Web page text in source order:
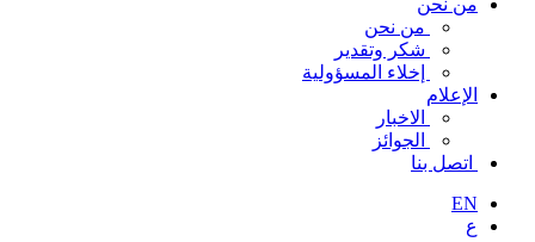
من نحن
من نحن
شكر وتقدير
إخلاء المسؤولية
الإعلام
الاخبار
الجوائز
اتصل بنا
EN
ع